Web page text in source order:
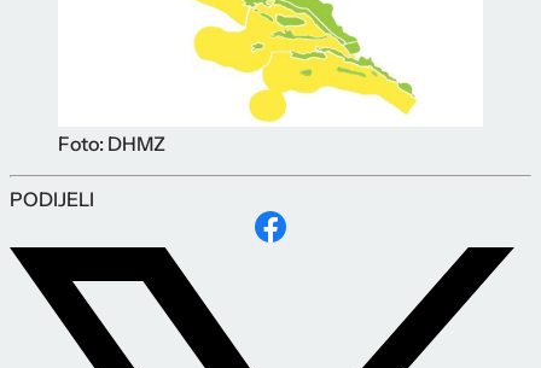
Foto: DHMZ
PODIJELI